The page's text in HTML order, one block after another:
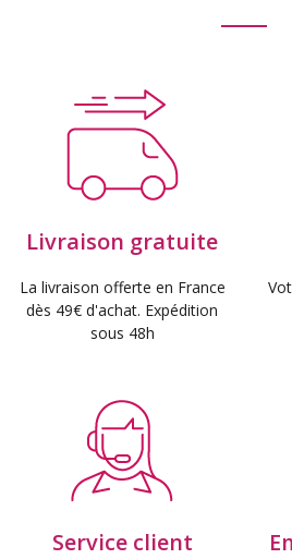
Livraison gratuite
La livraison offerte en France
dès 49€ d'achat. Expédition
sous 48h
Service client